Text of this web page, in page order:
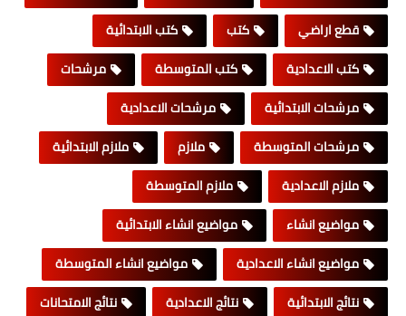
قطع اراضي
كتب
كتب الابتدائية
كتب الاعدادية
كتب المتوسطة
مرشحات
مرشحات الابتدائية
مرشحات الاعدادية
مرشحات المتوسطة
ملازم
ملازم الابتدائية
ملازم الاعدادية
ملازم المتوسطة
مواضيع انشاء
مواضيع انشاء الابتدائية
مواضيع انشاء الاعدادية
مواضيع انشاء المتوسطة
نتائج الابتدائية
نتائج الاعدادية
نتائج الامتحانات